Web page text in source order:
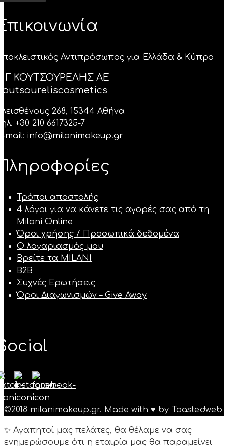
Αντιπρόσωπος για Ελλάδα & Κύπρο
Γ ΚΟΥΤΣΟΥΡΕΛΗΣ ΑΕ
268, 15344 Αθήνα
+30 210 6617325-7
mail: info@milanimakeup.gr
Τρόποι αποστολής
4 λόγοι για να κάνετε τις αγορές σας από τη
Milani Online
Όροι χρήσης / Προσωπικά δεδομένα
Ο λογαριασμός μου
Βρείτε τα MILANI
B2B
Συχνές Ερωτήσεις
Όροι Διαγωνισμών – Give Away
©2018 milanimakeup.gr. Made with ♥ by Toastedweb
✨ Αγαπητοί μας πελάτες, θα θέλαμε να σας
ενημερώσουμε ότι η εταιρία μας θα παραμείνει